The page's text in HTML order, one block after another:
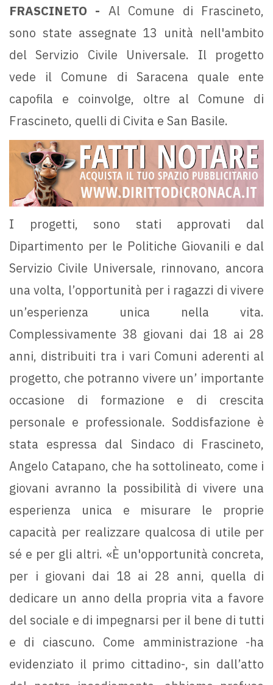
FRASCINETO - Al Comune di Frascineto,
sono state assegnate 13 unità nell'ambito
del Servizio Civile Universale. Il progetto
vede il Comune di Saracena quale ente
capofila e coinvolge, oltre al Comune di
Frascineto, quelli di Civita e San Basile.
I progetti, sono stati approvati dal
Dipartimento per le Politiche Giovanili e dal
Servizio Civile Universale, rinnovano, ancora
una volta, l’opportunità per i ragazzi di vivere
un’esperienza unica nella vita.
Complessivamente 38 giovani dai 18 ai 28
anni, distribuiti tra i vari Comuni aderenti al
progetto, che potranno vivere un’ importante
occasione di formazione e di crescita
personale e professionale. Soddisfazione è
stata espressa dal Sindaco di Frascineto,
Angelo Catapano, che ha sottolineato, come i
giovani avranno la possibilità di vivere una
esperienza unica e misurare le proprie
capacità per realizzare qualcosa di utile per
sé e per gli altri. «È un'opportunità concreta,
per i giovani dai 18 ai 28 anni, quella di
dedicare un anno della propria vita a favore
del sociale e di impegnarsi per il bene di tutti
e di ciascuno. Come amministrazione -ha
evidenziato il primo cittadino-, sin dall’atto